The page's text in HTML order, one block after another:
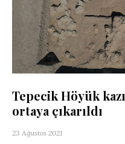
Tepecik Höyük
ortaya çıkarıldı
23 Ağustos 2021